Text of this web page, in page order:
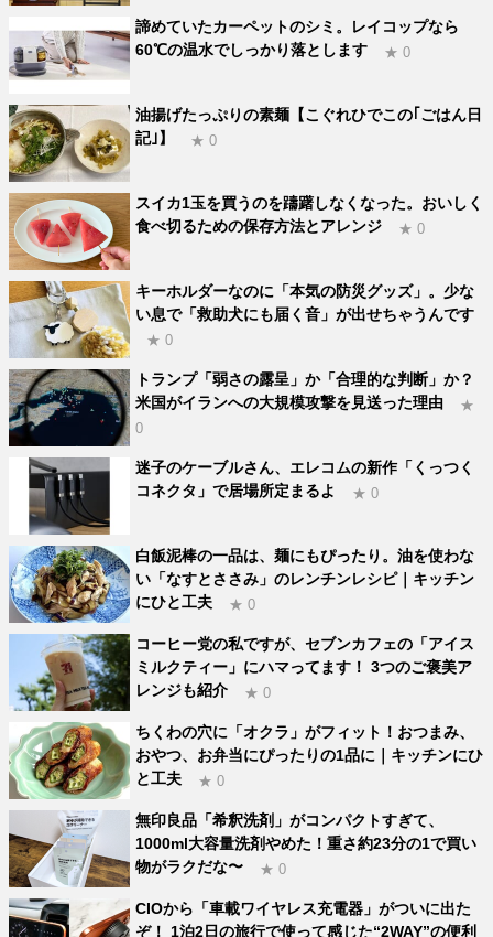
諦めていたカーペットのシミ。レイコップなら
60℃の温水でしっかり落とします
★ 0
油揚げたっぷりの素麺【こぐれひでこの｢ごはん日
記｣】
★ 0
スイカ1玉を買うのを躊躇しなくなった。おいしく
食べ切るための保存方法とアレンジ
★ 0
キーホルダーなのに「本気の防災グッズ」。少な
い息で「救助犬にも届く音」が出せちゃうんです
★ 0
トランプ「弱さの露呈」か「合理的な判断」か？
米国がイランへの大規模攻撃を見送った理由
★
0
迷子のケーブルさん、エレコムの新作「くっつく
コネクタ」で居場所定まるよ
★ 0
白飯泥棒の一品は、麺にもぴったり。油を使わな
い「なすとささみ」のレンチンレシピ｜キッチン
にひと工夫
★ 0
コーヒー党の私ですが、セブンカフェの「アイス
ミルクティー」にハマってます！ 3つのご褒美ア
レンジも紹介
★ 0
ちくわの穴に「オクラ」がフィット！おつまみ、
おやつ、お弁当にぴったりの1品に｜キッチンにひ
と工夫
★ 0
無印良品「希釈洗剤」がコンパクトすぎて、
1000ml大容量洗剤やめた！重さ約23分の1で買い
物がラクだな〜
★ 0
CIOから「車載ワイヤレス充電器」がついに出た
ぞ！ 1泊2日の旅行で使って感じた“2WAY”の便利